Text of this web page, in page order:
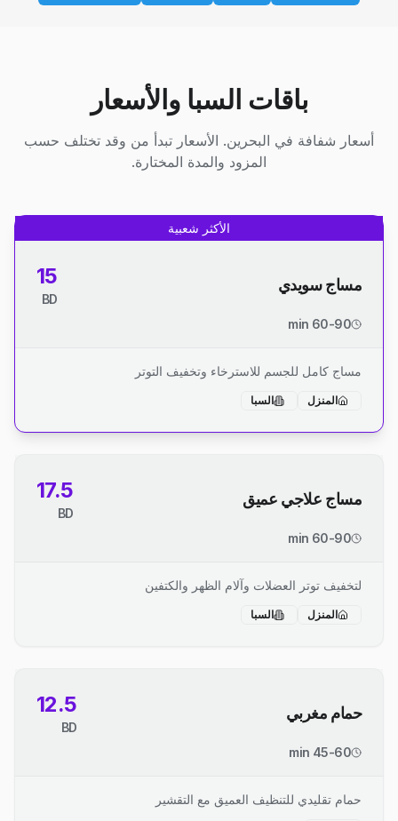
باقات السبا والأسعار
أسعار شفافة في البحرين. الأسعار تبدأ من وقد تختلف حسب
المزود والمدة المختارة.
الأكثر شعبية
مساج سويدي 15
BD
60-90 min
مساج كامل للجسم للاسترخاء وتخفيف التوتر
المنزل السبا
مساج علاجي عميق 17.5
BD
60-90 min
لتخفيف توتر العضلات وآلام الظهر والكتفين
المنزل السبا
حمام مغربي 12.5
BD
45-60 min
حمام تقليدي للتنظيف العميق مع التقشير